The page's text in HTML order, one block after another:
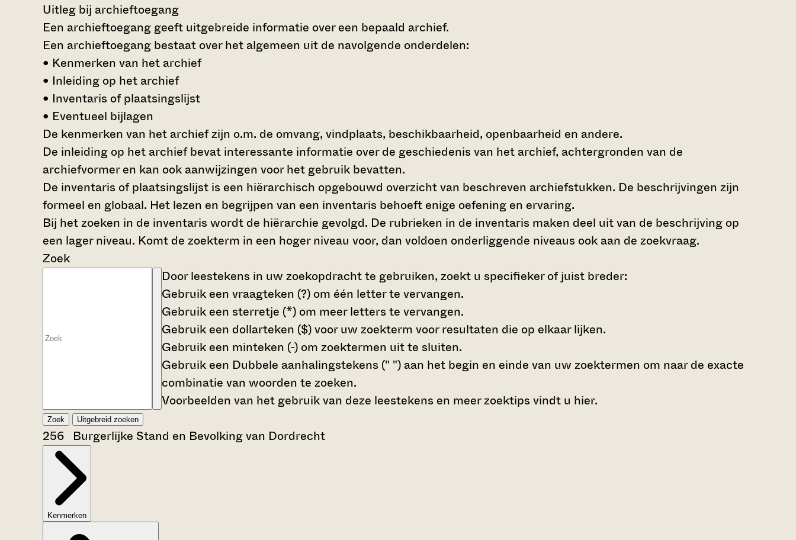
Uitleg bij archieftoegang
Een archieftoegang geeft uitgebreide informatie over een bepaald archief.
Een archieftoegang bestaat over het algemeen uit de navolgende onderdelen:
• Kenmerken van het archief
• Inleiding op het archief
• Inventaris of plaatsingslijst
• Eventueel bijlagen
De kenmerken van het archief zijn o.m. de omvang, vindplaats, beschikbaarheid, openbaarheid en andere.
De inleiding op het archief bevat interessante informatie over de geschiedenis van het archief, achtergronden van de
archiefvormer en kan ook aanwijzingen voor het gebruik bevatten.
De inventaris of plaatsingslijst is een hiërarchisch opgebouwd overzicht van beschreven archiefstukken. De beschrijvingen zijn
formeel en globaal. Het lezen en begrijpen van een inventaris behoeft enige oefening en ervaring.
Bij het zoeken in de inventaris wordt de hiërarchie gevolgd. De rubrieken in de inventaris maken deel uit van de beschrijving op
een lager niveau. Komt de zoekterm in een hoger niveau voor, dan voldoen onderliggende niveaus ook aan de zoekvraag.
Zoek
Door leestekens in uw zoekopdracht te gebruiken, zoekt u specifieker of juist breder:
Gebruik een vraagteken (?) om één letter te vervangen.
Gebruik een sterretje (*) om meer letters te vervangen.
Gebruik een dollarteken ($)voor uw zoekterm voor resultaten die op elkaar lijken.
Gebruik een minteken (-) om zoektermen uit te sluiten.
Gebruik een Dubbele aanhalingstekens (" ") aan het begin en einde van uw zoektermen om naar de exacte
combinatie van woorden te zoeken.
Voorbeelden van het gebruik van deze leestekens en meer zoektips vindt u hier.
Zoek Uitgebreid zoeken
256 Burgerlijke Stand en Bevolking van Dordrecht
Kenmerken